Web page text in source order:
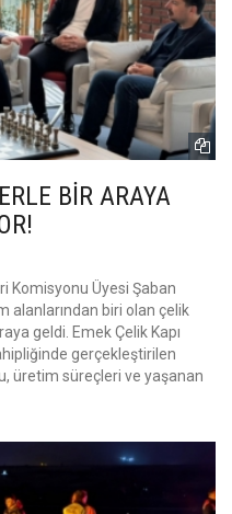
BİR ARAYA
Komisyonu Üyesi Şaban
alanlarından biri olan çelik
geldi. Emek Çelik Kapı
gerçekleştirilen
üretim süreçleri ve yaşanan